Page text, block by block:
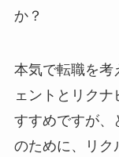
か？
本気で転職を考
ェントとリク
すすめですが、
のために、リク